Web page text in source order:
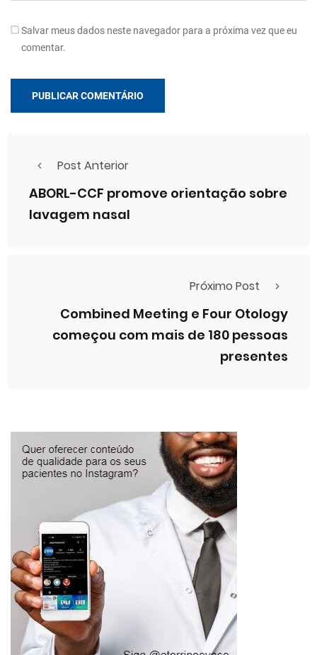
Salvar meus dados neste navegador para a próxima vez que eu
comentar.
Post Anterior
ABORL-CCF promove orientação sobre
lavagem nasal
Próximo Post
Combined Meeting e Four Otology
começou com mais de 180 pessoas
presentes